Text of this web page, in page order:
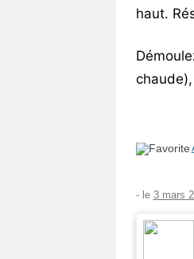
haut.
- le 3 mars